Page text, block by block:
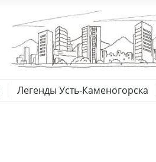
Легенды Усть-Каменогорска